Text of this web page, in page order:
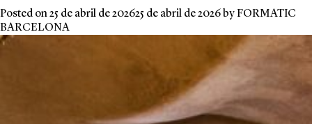
Posted on25 de abril de 202625 de abril de 2026 byFORMATIC
BARCELONA